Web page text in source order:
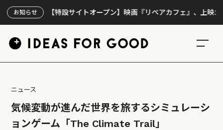
お知らせ【特設サイトオープン】映画『リペアカフェ』、上映300回の
ニュース
気候変動が進んだ世界を旅するシミュレーシ
ョンゲーム「The Climate Trail」